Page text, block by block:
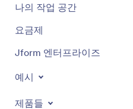
나의 작업 공간
요금제
Jform 엔터프라이즈
예시
제품들